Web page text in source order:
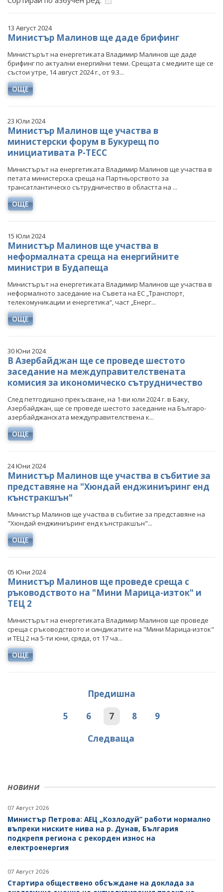
НОВИНИ
07 Август 2026
Министър Петрова: АЕЦ „Козлодуй“ работи нормално
въпреки ниските нива на р. Дунав, България
подкрепя региона с рекорден износ на
електроенергия
07 Август 2026
Стартира обществено обсъждане на доклада за
ФОТОГАЛЕРИЯ
ВИДЕОГАЛЕРИЯ
13 Август 2024
Министър Малинов ще даде брифинг
Министърът на енергетиката Владимир Малинов ще даде
брифинг по актуални енергийни теми. Срещата с медиите ще се
състои утре, 14 август 2024 г., от 9.3...
ОЩЕ
23 Юли 2024
Министър Малинов ще участва в
министерски форум в Букурещ по
инициативата P-TECC
Министърът на енергетиката Владимир Малинов ще участва в
петата министерска среща на Партньорството за
трансатлантическо сътрудничество в областта на ...
ОЩЕ
15 Юли 2024
Министър Малинов ще участва в
неформалната среща на енергийните
министри в Будапеща
Министърът на енергетиката Владимир Малинов ще участва в
неформалното заседание на Съвета на ЕС „Транспорт,
телекомуникации и енергетика“, част „Енерг...
ОЩЕ
30 Юни 2024
В Азербайджан ще се проведе шестото
заседание на междуправителствената
комисия за икономическо сътрудничество
След петгодишно прекъсване, на 1-ви юли 2024 г. в Баку,
Азербайджан, ще се проведе шестото заседание на Българо-
азербайджанската междуправителствена к...
ОЩЕ
24 Юни 2024
Министър Малинов ще участва в събитие за
представяне на "Хюндай енджиниъринг енд
кънстракшън"
Министър Малинов ще участва в събитие за представяне на
"Хюндай енджиниъринг енд кънстракшън"...
ОЩЕ
05 Юни 2024
Министър Малинов ще проведе среща с
ръководството на "Мини Марица-изток" и
ТЕЦ 2
Министърът на енергетиката Владимир Малинов ще проведе
среща с ръководството и синдикатите на "Мини Марица-изток"
и ТЕЦ 2 на 5-ти юни, сряда, от 17 ча...
ОЩЕ
Предишна
5
6 7 8
9
Следваща